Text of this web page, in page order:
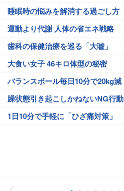
睡眠時の悩みを解消する過ごし方
運動より代謝 人体の省エネ戦略
歯科の保健治療を巡る「大嘘」
大食い女子 46キロ体型の秘密
バランスボール毎日10分で20kg減
躁状態引き起こしかねないNG行動
1日10分で手軽に「ひざ痛対策」